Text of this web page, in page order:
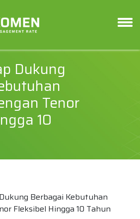
Dukung
Tenor
10
Berbagai Kebutuhan
Fleksibel Hingga 10 Tahun